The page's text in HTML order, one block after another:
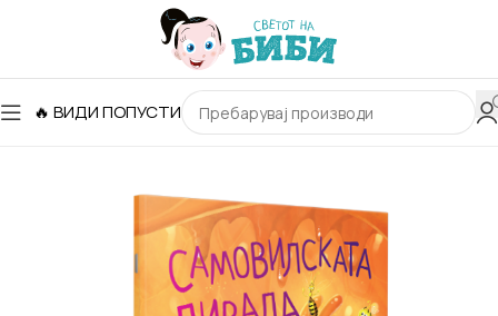
🔥 ВИДИ ПОПУСТИ